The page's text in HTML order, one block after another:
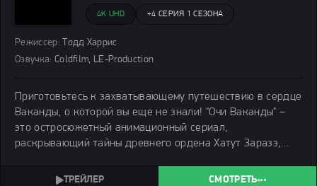
4K UHD +4 СЕРИЯ 1 СЕЗОНА
Режиссер: Тодд Харрис
Озвучка: Coldfilm, LE-Production
Приготовьтесь к захватывающему путешествию в сердце
Ваканды, о которой вы еще не знали! "Очи Ваканды" –
это остросюжетный анимационный сериал,
раскрывающий тайны древнего ордена Хатут Заразэ,
украденные артефакты из вибраниума, разбросанные по
СМОТРЕТЬ